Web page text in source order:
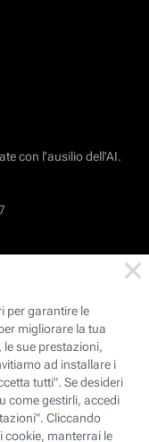
con l'ausilio dell'AI.